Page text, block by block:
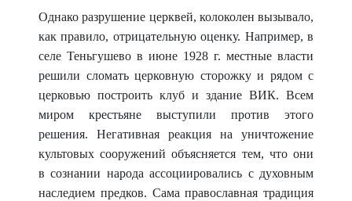
Однако разрушение церквей, колоколен вызывало,
как правило, отрицательную оценку. Например, в
селе Теньгушево в июне 1928 г. местные власти
решили сломать церковную сторожку и рядом с
церковью построить клуб и здание ВИК. Всем
миром крестьяне выступили против этого
решения. Негативная реакция на уничтожение
культовых сооружений объясняется тем, что они
всознании народа ассоциировались с духовным
наследием предков. Сама православная традиция